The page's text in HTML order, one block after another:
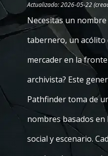
Actualizado: 2026-05-22
Necesitas un
tabernero, un acólito
mercader en la
archivista? Este
Pathfinder toma de
nombres basados
social y escenario.